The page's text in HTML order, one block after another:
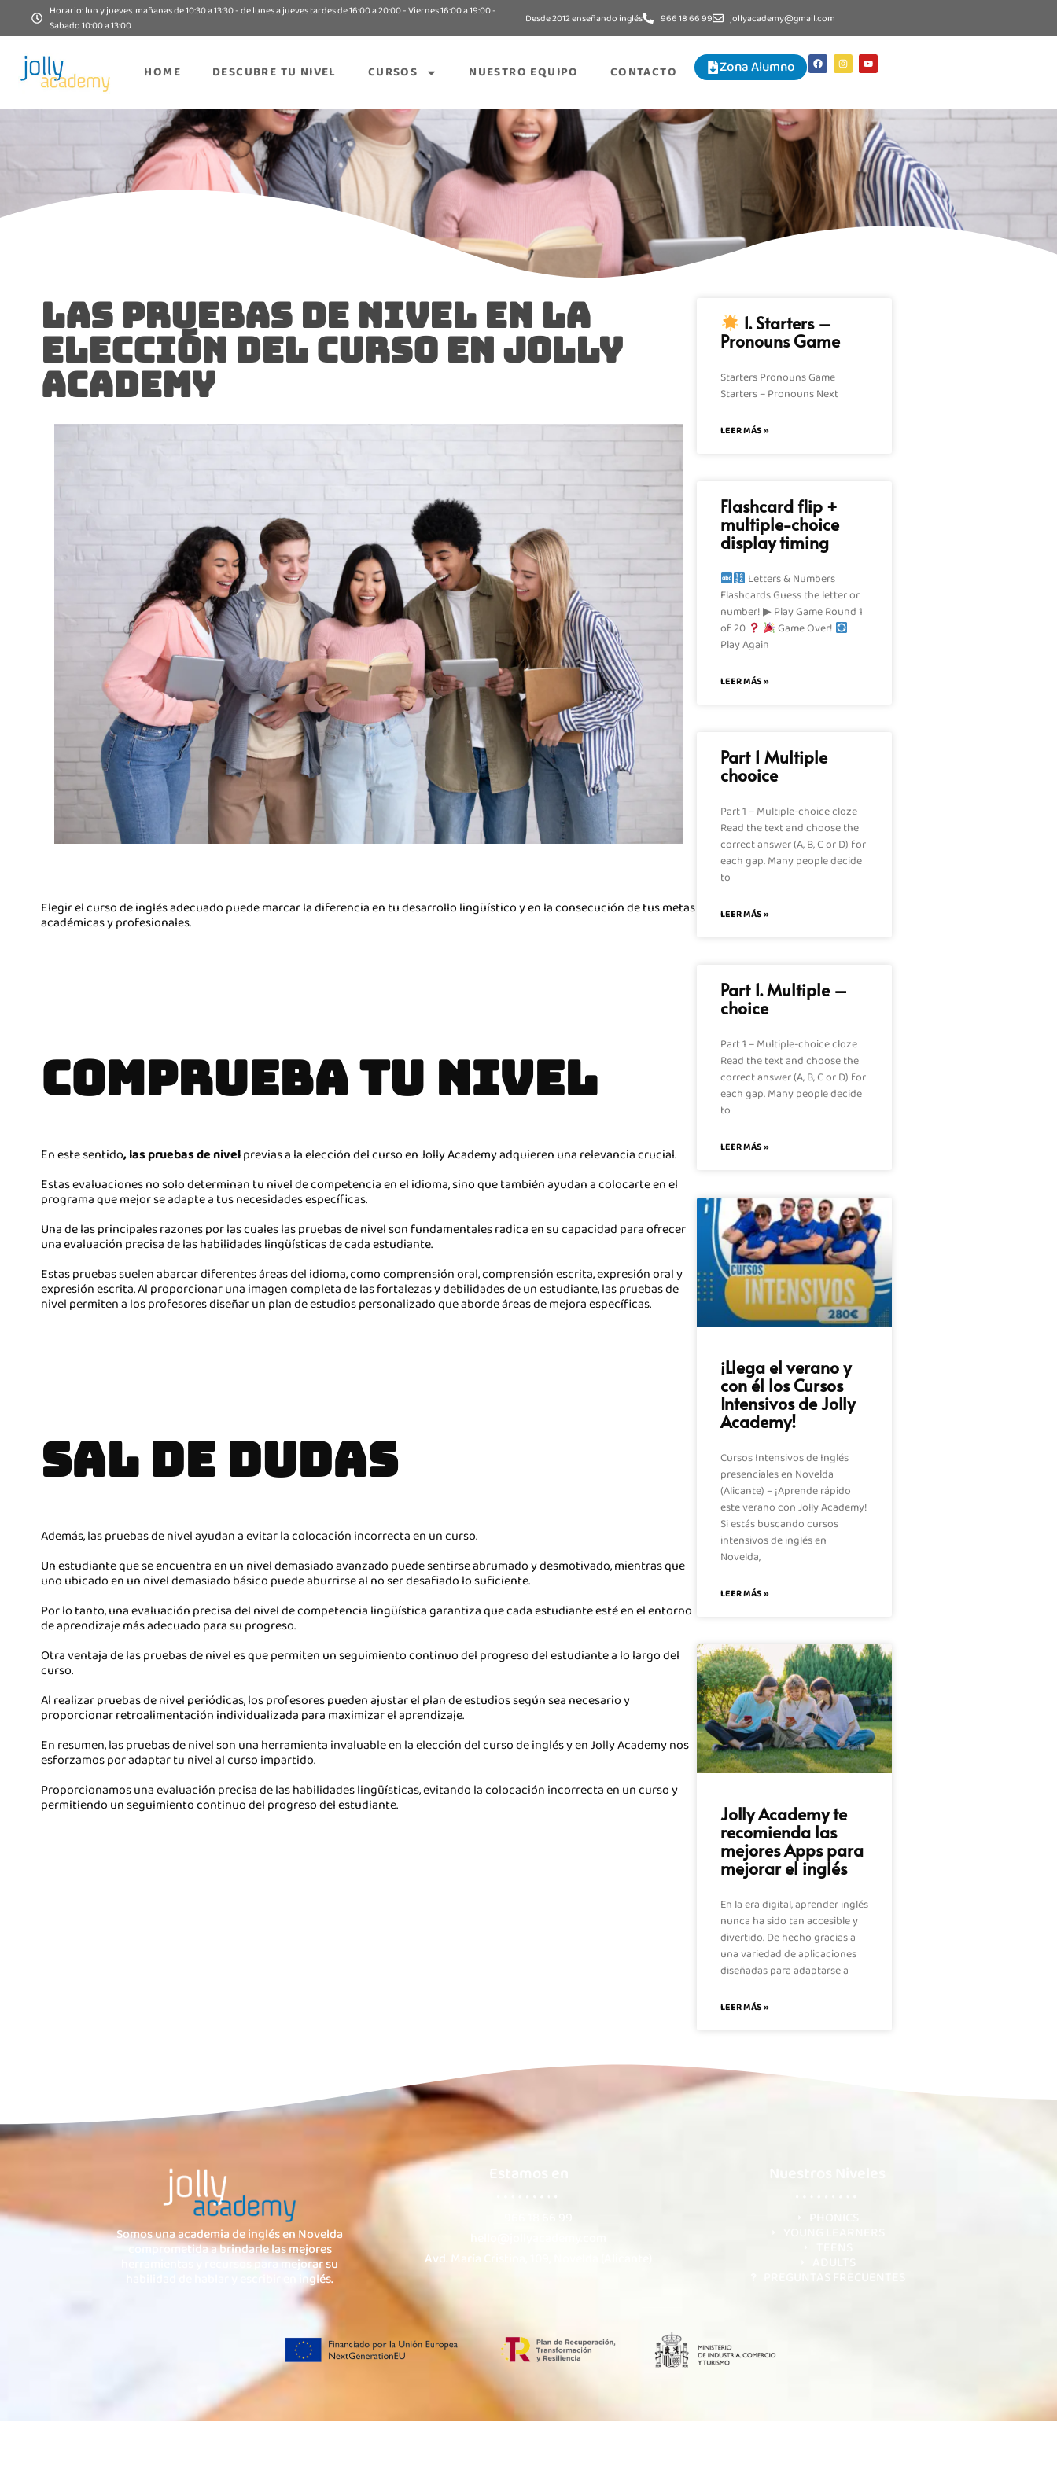
Horario: lun y jueves. mañanas de 10:30 a 13:30 - de lunes a jueves tardes de 16:00 a 20:00 - Viernes 16:00 a 19:00 -
Sabado 10:00 a 13:00
Desde 2012 enseñando inglés 966 18 66 99 jollyacademy@gmail.com
HOME DESCUBRE TU NIVEL CURSOS NUESTRO EQUIPO CONTACTO Zona Alumno
LAS PRUEBAS DE NIVEL EN LA
ELECCIÓN DEL CURSO EN JOLLY
ACADEMY
Elegir el curso de inglés adecuado puede marcar la diferencia en tu desarrollo lingüístico y en la consecución de tus metas
académicas y profesionales.
COMPRUEBA TU NIVEL
En este sentido, las pruebas de nivelprevias a la elección del curso en Jolly Academy adquieren una relevancia crucial.
Estas evaluaciones no solo determinan tu nivel de competencia en el idioma, sino que también ayudan a colocarte en el
programa que mejor se adapte a tus necesidades específicas.
Una de las principales razones por las cuales las pruebas de nivel son fundamentales radica en su capacidad para ofrecer
una evaluación precisa de las habilidades lingüísticas de cada estudiante.
Estas pruebas suelen abarcar diferentes áreas del idioma, como comprensión oral, comprensión escrita, expresión oral y
expresión escrita. Al proporcionar una imagen completa de las fortalezas y debilidades de un estudiante, las pruebas de
nivel permiten a los profesores diseñar un plan de estudios personalizado que aborde áreas de mejora específicas.
SAL DE DUDAS
Además, las pruebas de nivel ayudan a evitar la colocación incorrecta en un curso.
Un estudiante que se encuentra en un nivel demasiado avanzado puede sentirse abrumado y desmotivado, mientras que
uno ubicado en un nivel demasiado básico puede aburrirse al no ser desafiado lo suficiente.
Por lo tanto, una evaluación precisa del nivel de competencia lingüística garantiza que cada estudiante esté en el entorno
de aprendizaje más adecuado para su progreso.
Otra ventaja de las pruebas de nivel es que permiten un seguimiento continuo del progreso del estudiante a lo largo del
curso.
Al realizar pruebas de nivel periódicas, los profesores pueden ajustar el plan de estudios según sea necesario y
proporcionar retroalimentación individualizada para maximizar el aprendizaje.
En resumen, las pruebas de nivel son una herramienta invaluable en la elección del curso de inglés y en Jolly Academy nos
esforzamos por adaptar tu nivel al curso impartido.
Proporcionamos una evaluación precisa de las habilidades lingüísticas, evitando la colocación incorrecta en un curso y
permitiendo un seguimiento continuo del progreso del estudiante.
1. Starters –
Pronouns Game
Starters Pronouns Game
Starters – Pronouns Next
LEER MÁS »
Flashcard flip +
multiple-choice
display timing
Letters & Numbers
Flashcards Guess the letter or
number! ▶ Play Game Round 1
of 20
Game Over!
Play Again
LEER MÁS »
Part 1 Multiple
chooice
Part 1 – Multiple-choice cloze
Read the text and choose the
correct answer (A, B, C or D) for
each gap. Many people decide
to
LEER MÁS »
Part 1. Multiple –
choice
Part 1 – Multiple-choice cloze
Read the text and choose the
correct answer (A, B, C or D) for
each gap. Many people decide
to
LEER MÁS »
¡Llega el verano y
con él los Cursos
Intensivos de Jolly
Academy!
Cursos Intensivos de Inglés
presenciales en Novelda
(Alicante) – ¡Aprende rápido
este verano con Jolly Academy!
Si estás buscando cursos
intensivos de inglés en
Novelda,
LEER MÁS »
Jolly Academy te
recomienda las
mejores Apps para
mejorar el inglés
En la era digital, aprender inglés
nunca ha sido tan accesible y
divertido. De hecho gracias a
una variedad de aplicaciones
diseñadas para adaptarse a
LEER MÁS »
Somos una academia de inglés en Novelda
comprometida a brindarle las mejores
herramientas y recursos para mejorar su
habilidad de hablar y escribir en inglés.
Avd. María Cristina, 109, Novelda (Alicante)